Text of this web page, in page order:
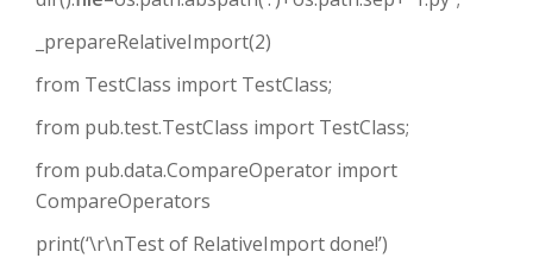
_prepareRelativeImport(2)
from TestClass import TestClass;
from pub.test.TestClass import TestClass;
from pub.data.CompareOperator import
CompareOperators
print(‘\r\nTest of RelativeImport done!’)